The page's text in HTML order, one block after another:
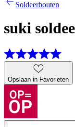
Soldeerbouten
suki
Opslaan in Favorieten